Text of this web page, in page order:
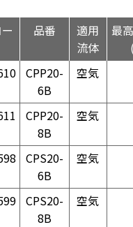
品番
適用
流体
最
CPP20-
6B
空気
CPP20-
8B
空気
CPS20-
6B
空気
CPS20-
8B
空気